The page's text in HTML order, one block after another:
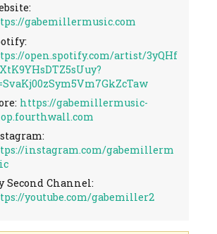
gabemillermusic.com
open.spotify.com/artist/3yQHf
https://gabemillermusic-
instagram.com/gabemillerm
Second Channel:
youtube.com/gabemiller2